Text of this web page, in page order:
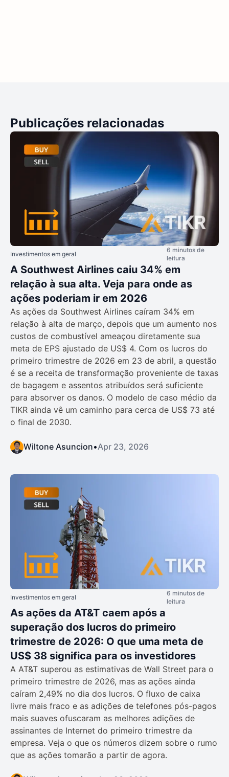
Publicações relacionadas
Investimentos em geral
6 minutos de
leitura
A Southwest Airlines caiu 34% em
relação à sua alta. Veja para onde as
ações poderiam ir em 2026
As ações da Southwest Airlines caíram 34% em
relação à alta de março, depois que um aumento nos
custos de combustível ameaçou diretamente sua
meta de EPS ajustado de US$ 4. Com os lucros do
primeiro trimestre de 2026 em 23 de abril, a questão
é se a receita de transformação proveniente de taxas
de bagagem e assentos atribuídos será suficiente
para absorver os danos. O modelo de caso médio da
TIKR ainda vê um caminho para cerca de US$ 73 até
o final de 2030.
Wiltone Asuncion•Apr 23, 2026
Investimentos em geral
6 minutos de
leitura
As ações da AT&T caem após a
superação dos lucros do primeiro
trimestre de 2026: O que uma meta de
US$ 38 significa para os investidores
A AT&T superou as estimativas de Wall Street para o
primeiro trimestre de 2026, mas as ações ainda
caíram 2,49% no dia dos lucros. O fluxo de caixa
livre mais fraco e as adições de telefones pós-pagos
mais suaves ofuscaram as melhores adições de
assinantes de Internet do primeiro trimestre da
empresa. Veja o que os números dizem sobre o rumo
que as ações tomarão a partir de agora.